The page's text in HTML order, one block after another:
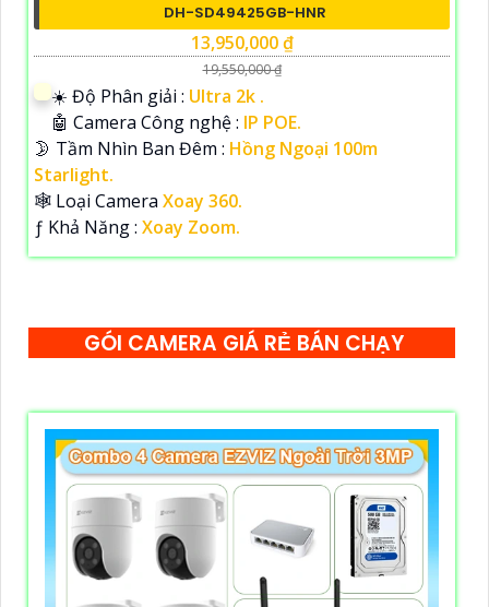
DH-SD49425GB-HNR
13,950,000 ₫
19,550,000 ₫
☀️ Độ Phân giải : Ultra 2k .
🤖️ Camera Công nghệ : IP POE.
🌛 Tầm Nhìn Ban Đêm : Hồng Ngoại 100m
Starlight.
🕸️ Loại Camera Xoay 360.
️ƒ Khả Năng : Xoay Zoom.
GÓI CAMERA GIÁ RẺ BÁN CHẠY